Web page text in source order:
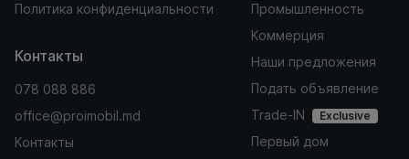
Политика конфиденциальности
Промышленность
Коммерция
Наши предложения
Подать объявление
Trade-IN
Exclusive
Первый дом
Контакты
078 088 886
office@proimobil.md
Контакты